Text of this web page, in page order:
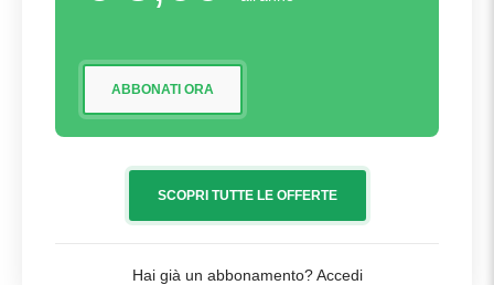
ABBONATI ORA
SCOPRI TUTTE LE OFFERTE
Hai già un abbonamento?Accedi